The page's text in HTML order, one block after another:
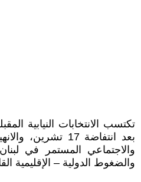
تكتسب الانتخابات النيابية
بعد انتفاضة 17
والاجتماعي المستمر في
والضغوط الدولية – الإقليمية